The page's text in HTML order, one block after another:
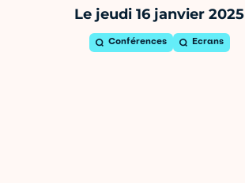
Le jeudi 16 janvier 2025
Conférences Ecrans